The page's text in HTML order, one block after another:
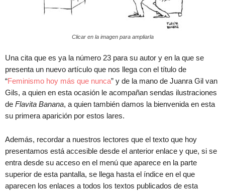
Clicar en la imagen para ampliarla
Una cita que es ya la número 23 para su autor y en la que se
presenta un nuevo artículo que nos llega con el título de
“Feminismo hoy más que nunca” y de la mano de Juanra Gil van
Gils, a quien en esta ocasión le acompañan sendas ilustraciones
de Flavita Banana, a quien también damos la bienvenida en esta
su primera aparición por estos lares.
Además, recordar a nuestros lectores que el texto que hoy
presentamos está accesible desde el anterior enlace y que, si se
entra desde su acceso en el menú que aparece en la parte
superior de esta pantalla, se llega hasta el índice en el que
aparecen los enlaces a todos los textos publicados de esta